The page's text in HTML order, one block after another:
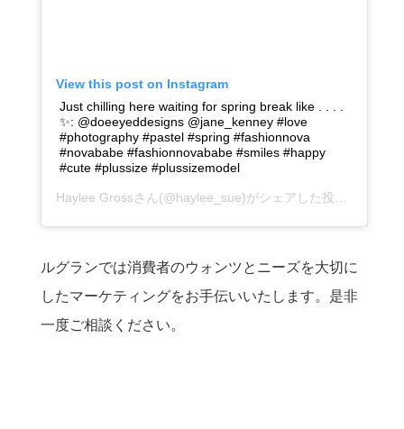
View this post on Instagram
Just chilling here waiting for spring break like . . . .
✨: @doeeyeddesigns @jane_kenney #love
#photography #pastel #spring #fashionnova
#novababe #fashionnovababe #smiles #happy
#cute #plussize #plussizemodel
Haylee Grossさん(@haylee_sue)がシェアした投稿 –
ルグランでは消費者のウォンツとニーズを大切に
したマーケティングをお手伝いいたします。是非
一度ご相談ください。